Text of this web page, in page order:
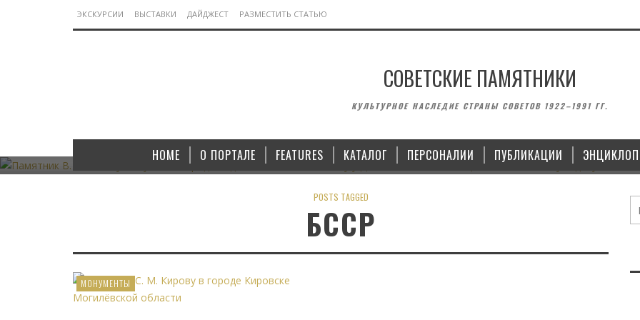
ЭКСКУРСИИ ВЫСТАВКИ ДАЙДЖЕСТ РАЗМЕСТИТЬ СТАТЬЮ
СОВЕТСКИЕ ПАМЯТНИКИ
КУЛЬТУРНОЕ НАСЛЕДИЕ СТРАНЫ СОВЕТОВ 1922–1991 ГГ.
HOME О ПОРТАЛЕ FEATURES КАТАЛОГ ПЕРСОНАЛИИ ПУБЛИКАЦИИ
АЛДАНЕ
07.11.2022
МОНУМЕНТЫ
ЛИПЕЦКЕ
15.10.2022
ВОИНСКИЕ
В
POSTS TAGGED
БССР
МОНУМЕНТЫ